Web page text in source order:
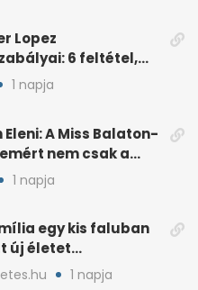
Lopez
6 feltétel,
elvár
1 napja
Eleni: A Miss Balaton-
nem csak a
számított
1 napja
egy kis faluban
új életet
1 napja